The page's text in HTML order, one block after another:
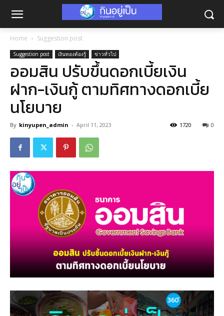
Home Suggestion post
Suggestion post เงินทองต้องรู้ ข่าวทั่วไป
ออมสิน ปรับขึ้นดอกเบี้ยเงิน
ฝาก-เงินกู้ ตามทิศทางดอกเบี้ย
นโยบาย
By kinyupen_admin - April 11, 2023 0
1720